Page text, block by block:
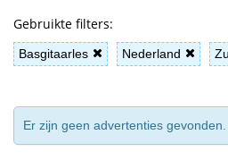
Gebruikte filters:
Basgitaarles Nederland
Er zijn geen advertenties gevonden.